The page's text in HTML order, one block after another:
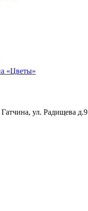
«Цветы»
Гатчина, ул. Радищева д.9